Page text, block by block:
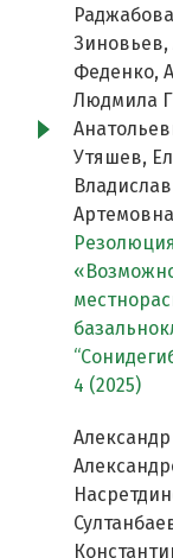
Зиновьев,
Феденко,
Людмила
Утяшев,
4 (2025)